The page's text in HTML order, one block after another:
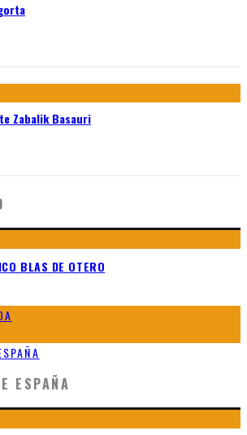
Zabalik Basauri
BLAS DE OTERO
ESPAÑA